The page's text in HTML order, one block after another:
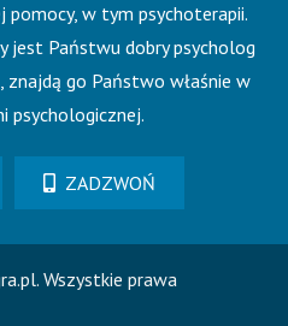
w tym psychoterapii.
jest Państwu dobry psycholog
go Państwo właśnie w
psychologicznej.
ZADZWOŃ
Wszystkie prawa